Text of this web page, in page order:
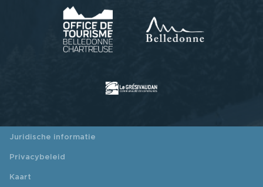
Juridische informatie
Privacybeleid
Kaart